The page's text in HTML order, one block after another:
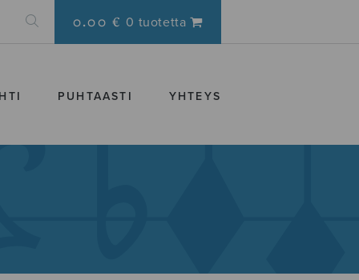
0.00 € 0 tuotetta
PUHTAASTI YHTEYS